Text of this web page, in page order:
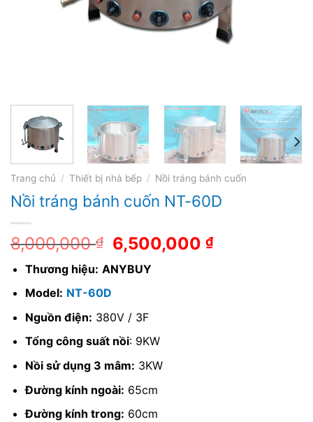
Trang chủ / Thiết bị nhà bếp / Nồi tráng bánh cuốn
Nồi tráng bánh cuốn NT-60D
8,000,000₫ 6,500,000₫
Thương hiệu: ANYBUY
Model: NT-60D
Nguồn điện: 380V / 3F
Tổng công suất nồi: 9KW
Nồi sử dụng 3 mâm: 3KW
Đường kính ngoài: 65cm
Đường kính trong: 60cm